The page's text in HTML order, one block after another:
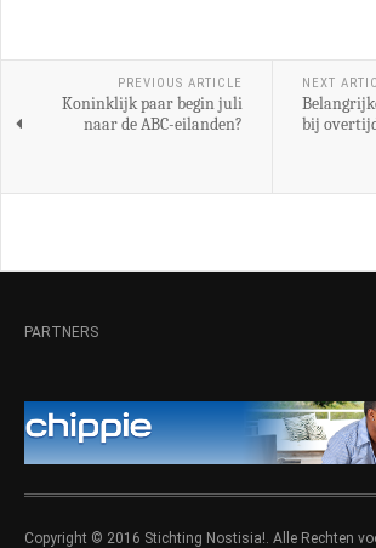
PREVIOUS ARTICLE
Koninklijk paar begin juli
naar de ABC-eilanden?
NEXT
bij
PARTNERS
Copyright © 2016 Stichting Nostisia!. Alle Rechten